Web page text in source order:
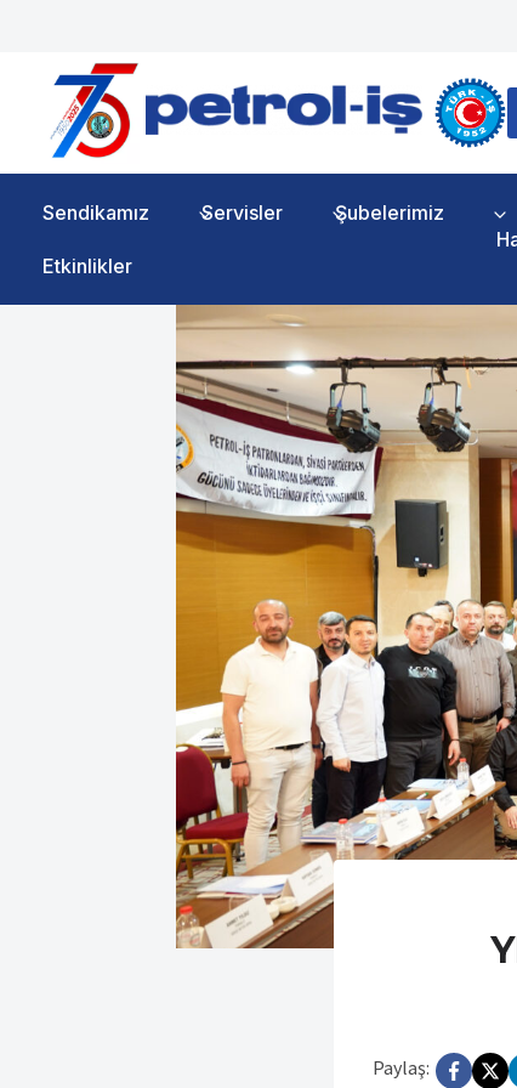
content
Sendikamız Servisler Şubelerimiz
Etkinlikler
Paylaş: